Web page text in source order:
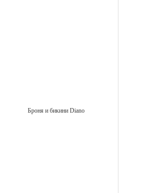
Броня и бикини Diano